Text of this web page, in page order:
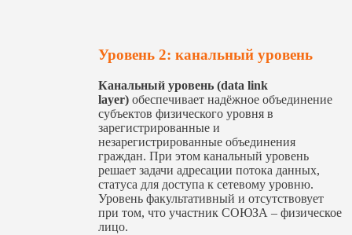
Уровень 2: канальный уровень
Канальный уровень (data link
layer)обеспечивает надёжное объединение
субъектов физического уровня в
зарегистрированные и
незарегистрированные объединения
граждан. При этом канальный уровень
решает задачи адресации потока данных,
статуса для доступа к сетевому уровню.
Уровень факультативный и отсутствовует
при том, что участник СОЮЗА – физическое
лицо.